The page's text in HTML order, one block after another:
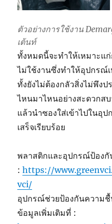
ตัวอย่างการใช้งาน
เต้นท์
ทั้งหมดนี้จะทำให้เหมาะแ
ไม่ใช้งานซึ่งทำให้อุปกร
ทั้งยังไม่ต้องกลัวสิ่งไม่พึง
ไหนมาไหนอย่างสะดวกส
แล้วนำซองใส่เข้าไปในอุ
เสร็จเรียบร้อย
พลาสติกและอุปกรณ์ป้องกั
:https://
vci/
อุปกรณ์ช่วยป้องกันความชื้
ข้อมูลเพิ่มเติมที่ :